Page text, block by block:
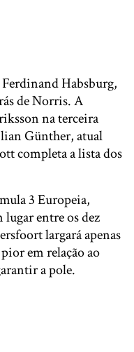
Habsburg,
de Norris. A
na terceira
Günther, atual
completa a lista dos
3 Europeia,
entre os dez
largará apenas
em relação ao
a pole.